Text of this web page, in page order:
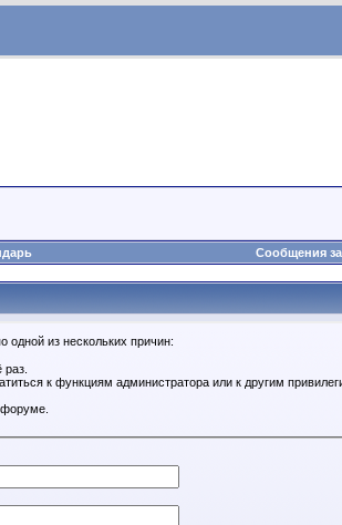
Сообщения
одной из нескольких причин:
к функциям администратора или к другим